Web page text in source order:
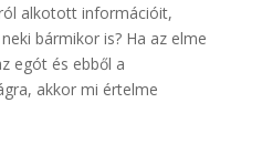
alkotott információit,
bármikor is? Ha az elme
egót és ebből a
akkor mi értelme